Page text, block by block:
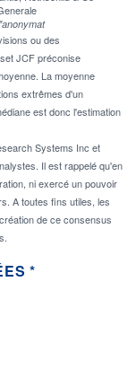
ou des
JCF préconise
La moyenne
extrêmes d'un
est donc l'estimation
Systems Inc et
Il est rappelé qu'en
ni exercé un pouvoir
A toutes fins utiles, les
de ce consensus
*